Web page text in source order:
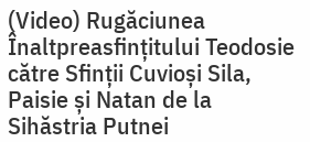
(Video) Rugăciunea
Înaltpreasfințitului Teodosie
către Sfinții Cuvioși Sila,
Paisie și Natan de la
Sihăstria Putnei